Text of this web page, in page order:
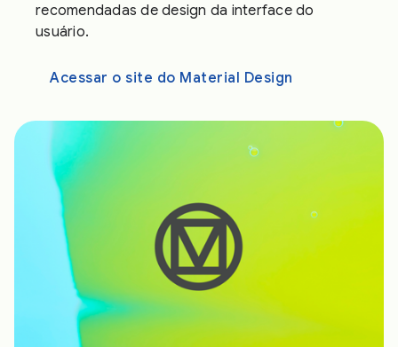
recomendadas de design da interface do
usuário.
Acessar o site do Material Design